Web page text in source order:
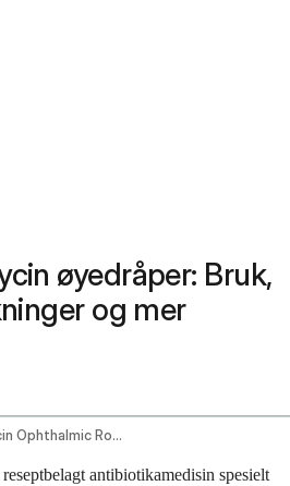
øyedråper: Bruk,
og mer
Azithromycin Ophthalmic Route
antibiotikamedisin spesielt